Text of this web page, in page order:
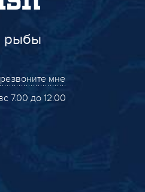
рыбы
мне
7.00 до 12.00